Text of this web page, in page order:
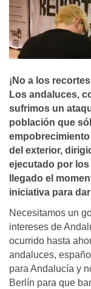
¡No a los
Los andaluces,
sufrimos un
población que
del exterior,
ejecutado por
llegado el
iniciativa para
Necesitamos un
intereses de
ocurrido hasta
andaluces,
para Andalucía y
Berlín para que